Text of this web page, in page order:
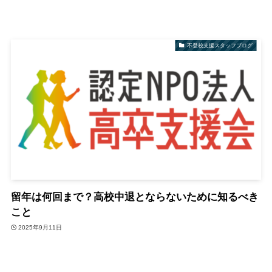
不登校支援スタッフブログ
留年は何回まで？高校中退とならないために知るべき
こと
2025年9月11日